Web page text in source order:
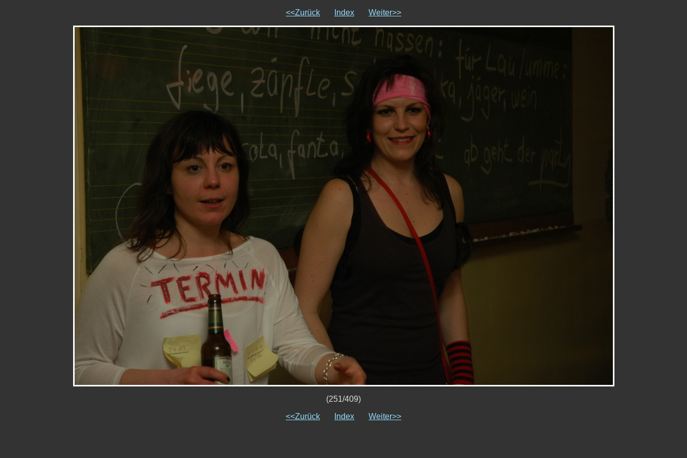
<<Zurück Index Weiter>>
(251/409)
<<Zurück
Index Weiter>>